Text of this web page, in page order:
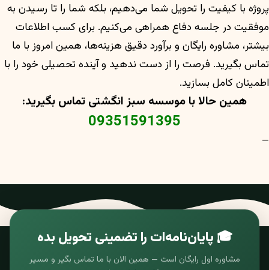
پروژه با کیفیت را تحویل شما می‌دهیم، بلکه شما را تا رسیدن به
موفقیت در جلسه دفاع همراهی می‌کنیم. برای کسب اطلاعات
بیشتر، مشاوره رایگان و برآورد دقیق هزینه‌ها، همین امروز با ما
تماس بگیرید. فرصت را از دست ندهید و آینده تحصیلی خود را با
اطمینان کامل بسازید.
همین حالا با موسسه سبز انگشتی تماس بگیرید:
09351591395
—
🎓 پایان‌نامه‌ات را تضمینی تحویل بده
مشاوره اول رایگان است — همین الان با ما تماس بگیر و مسیر